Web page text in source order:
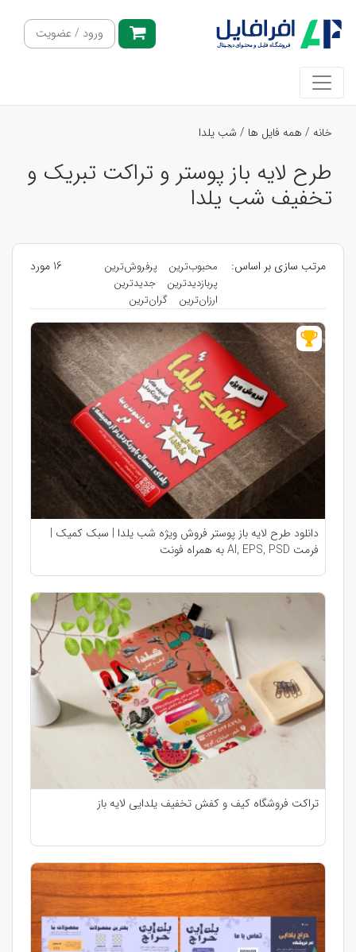
ورود / عضویت
خانه / همه فایل ها / شب یلدا
طرح لایه باز پوستر و تراکت تبریک و
تخفیف شب یلدا
مرتب سازی بر اساس: محبوب‌ترین
پرفروش‌ترین
پربازدیدترین
جدیدترین
ارزان‌ترین
گران‌ترین
16 مورد
دانلود طرح لایه باز پوستر فروش ویژه شب یلدا | سبک کمیک |
فرمت AI, EPS, PSD به همراه فونت
تراکت فروشگاه کیف و کفش تخفیف یلدایی لایه باز